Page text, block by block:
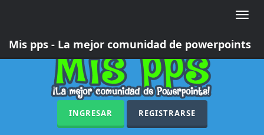
Toggle
Mis pps - La mejor comunidad de powerpoints
INGRESAR REGISTRARSE